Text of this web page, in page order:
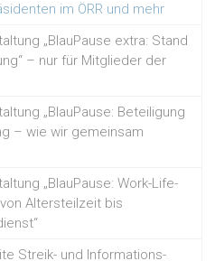
im ÖRR und mehr
„BlauPause extra: Stand
– nur für Mitglieder der
„BlauPause: Beteiligung
– wie wir gemeinsam
„BlauPause: Work-Life-
Altersteilzeit bis
Streik- und Informations-